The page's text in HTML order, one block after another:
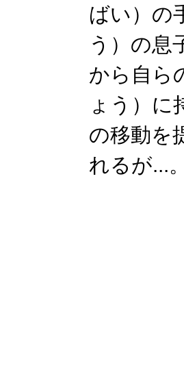
ばい）の
う）の息
から自ら
ょう）に
の移動を
れるが...。